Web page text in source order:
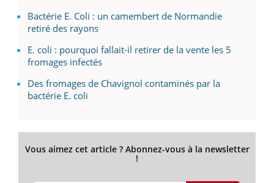
Bactérie E. Coli : un camembert de Normandie
retiré des rayons
E. coli : pourquoi fallait-il retirer de la vente les 5
fromages infectés
Des fromages de Chavignol contaminés par la
bactérie E. coli
Vous aimez cet article ? Abonnez-vous à la newsletter
!